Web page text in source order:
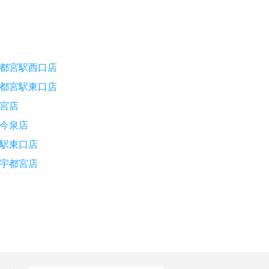
宮駅西口店
宮駅東口店
店
泉店
東口店
都宮店